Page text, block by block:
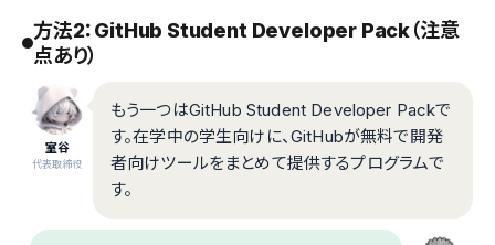
方法2：GitHub Student Developer Pack（注意
点あり）
室谷
代表取締役
もう一つはGitHub Student Developer Packで
す。在学中の学生向けに、GitHubが無料で開発
者向けツールをまとめて提供するプログラムで
す。